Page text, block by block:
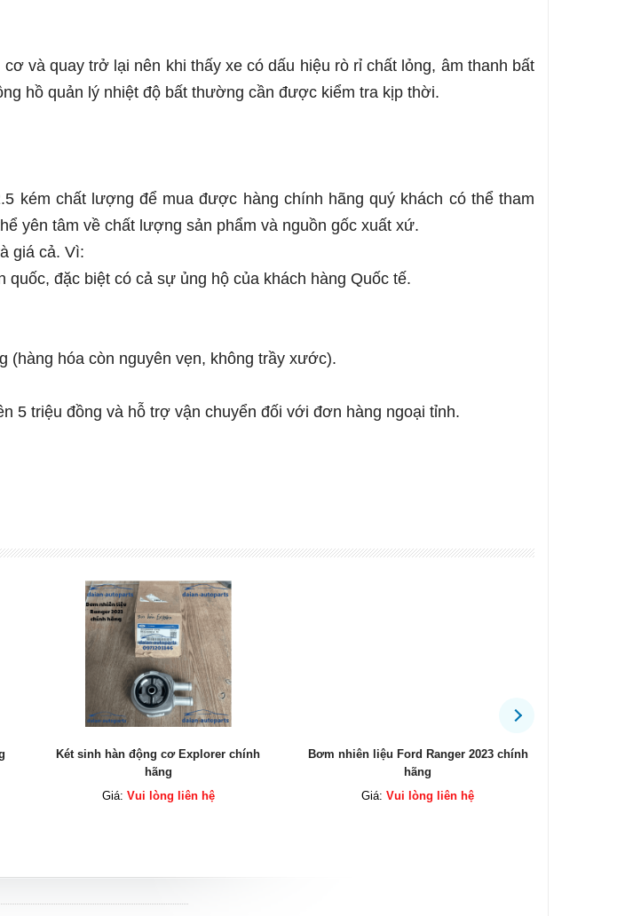
và quay trở lại nên khi thấy xe có dấu hiệu rò rỉ chất lỏng, âm thanh bất
hồ quản lý nhiệt độ bất thường cần được kiểm tra kịp thời.
kém chất lượng để mua được hàng chính hãng quý khách có thể tham
yên tâm về chất lượng sản phẩm và nguồn gốc xuất xứ.
giá cả. Vì:
đặc biệt có cả sự ủng hộ của khách hàng Quốc tế.
(hàng hóa còn nguyên vẹn, không trầy xước).
5 triệu đồng và hỗ trợ vận chuyển đối với đơn hàng ngoại tỉnh.
Bơm nhiên liệu Ford Ranger 2023 chính
hãng
Giá:Vui lòng liên hệ
Bộ côn Everest 2.2 chính hãng
Giá:Vui lòng liên hệ